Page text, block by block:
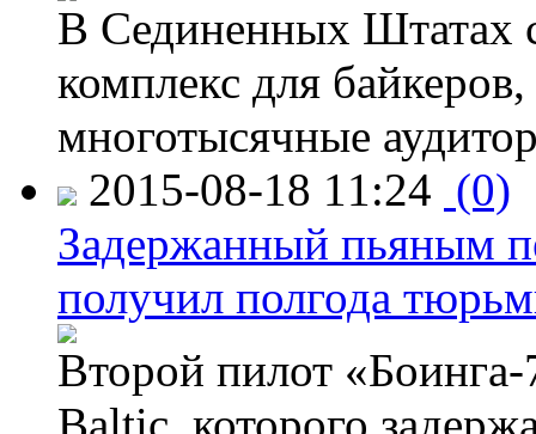
В Сединенных Штатах
комплекс для
многотысячные
2015-08-18 11:24 (0)
Задержанный пьяным
получил полгода
Второй пилот
Baltic, которого